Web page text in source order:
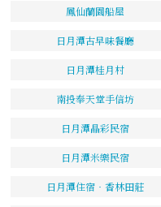
鳳仙蘭園船屋
日月潭古早味餐廳
日月潭桂月村
南投奉天堂手信坊
日月潭晶彩民宿
日月潭米樂民宿
日月潭住宿‧香林田莊